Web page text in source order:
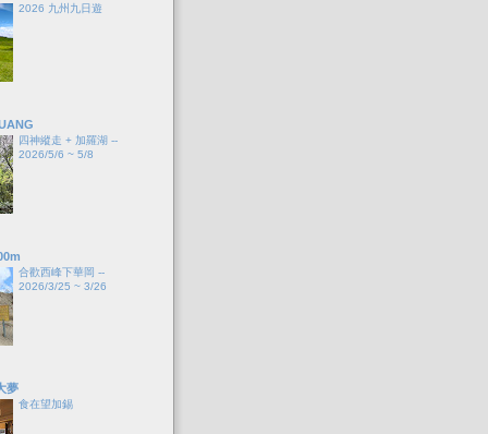
2026 九州九日遊
四神縱走 + 加羅湖 --
2026/5/6 ~ 5/8
合歡西峰下華岡 --
2026/3/25 ~ 3/26
夢
食在望加錫